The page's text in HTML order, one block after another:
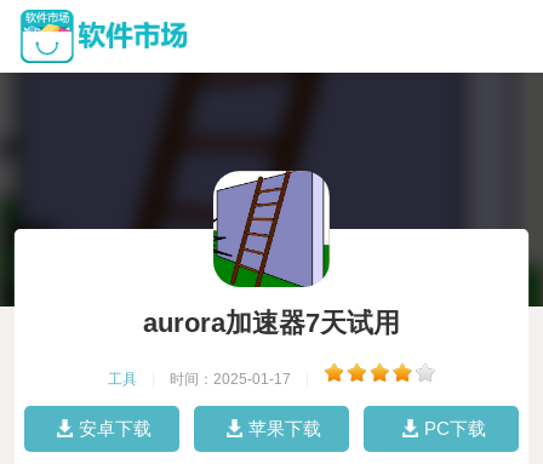
aurora加速器7天试用
工具 时间：2025-01-17
安卓下载 苹果下载 PC下载